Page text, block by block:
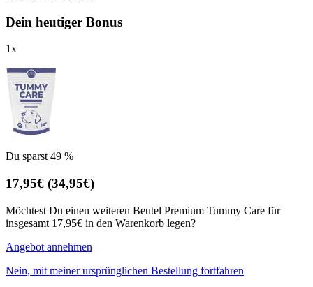
Dein heutiger Bonus
1x
Du sparst 49 %
17,95€ (34,95€)
Möchtest Du einen weiteren Beutel Premium Tummy Care für
insgesamt 17,95€ in den Warenkorb legen?
Angebot annehmen
Nein, mit meiner ursprünglichen Bestellung fortfahren